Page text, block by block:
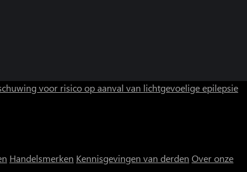
voor risico op aanval van lichtgevoelige epilepsie
Handelsmerken Kennisgevingen van derden Over onze